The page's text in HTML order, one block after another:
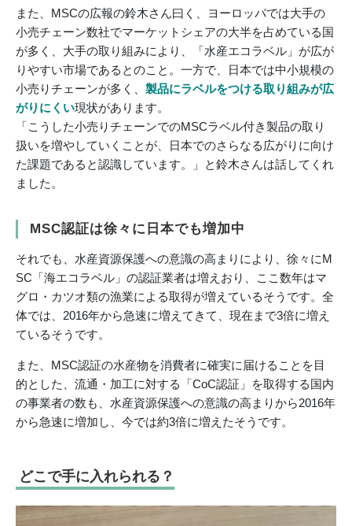
また、MSCの広報の鈴木さん曰く、ヨーロッパでは大手の
小売チェーン数社でマーケットシェアの大半を占めている国
が多く、大手の取り組みにより、「水産エコラベル」が広が
りやすい市場であるとのこと。一方で、日本では中小規模の
小売りチェーンが多く、 製品にラベルをつける取り組みが広
がりにくい現状があります。
「こうした小売りチェーンでのMSCラベル付き製品の取り
扱いを増やしていくことが、日本でのさらなる広がりに向け
た課題であると認識しています。」と鈴木さんは話してくれ
ました。
MSC認証は徐々に日本でも増加中
それでも、水産資源保護への意識の高まりにより、徐々にM
SC「海エコラベル」の認証業者は増えおり、ここ数年はマ
グロ・カツオ類の漁業による取得が増えているそうです。全
体では、2016年から急速に増えてきて、現在まで3倍に増え
ているそうです。
また、MSC認証の水産物を消費者に確実に届けることを目
的とした、流通・加工に対する「CoC認証」を取得する国内
の事業者の数も、水産資源保護への意識の高まりから2016年
から急速に増加し、今では約3倍に増えたそうです。
どこで手に入れられる？